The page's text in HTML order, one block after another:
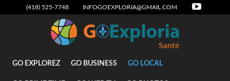
(418) 525-7748 INFOGOEXPLORIA@GMAIL.COM
Santé
GO EXPLOREZ GO BUSINESS GO LOCAL